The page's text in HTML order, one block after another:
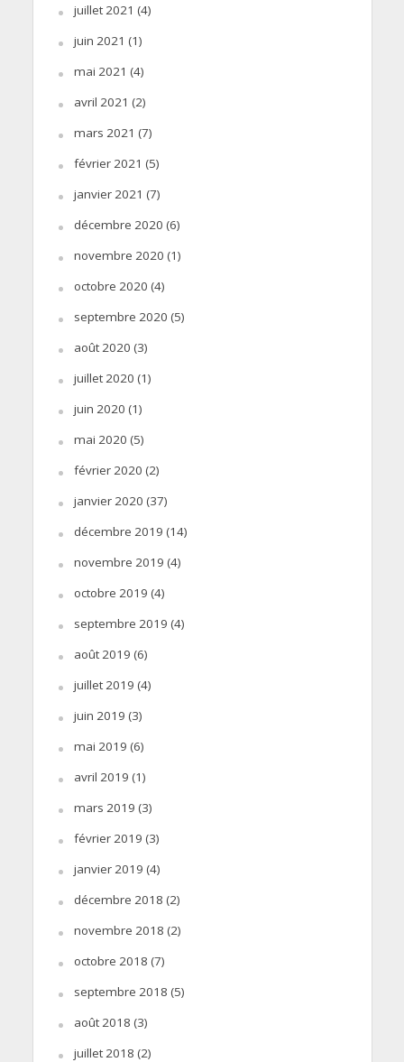
juillet 2021 (4)
juin 2021 (1)
mai 2021 (4)
avril 2021 (2)
mars 2021 (7)
février 2021 (5)
janvier 2021 (7)
décembre 2020 (6)
novembre 2020 (1)
octobre 2020 (4)
septembre 2020 (5)
août 2020 (3)
juillet 2020 (1)
juin 2020 (1)
mai 2020 (5)
février 2020 (2)
janvier 2020 (37)
décembre 2019 (14)
novembre 2019 (4)
octobre 2019 (4)
septembre 2019 (4)
août 2019 (6)
juillet 2019 (4)
juin 2019 (3)
mai 2019 (6)
avril 2019 (1)
mars 2019 (3)
février 2019 (3)
janvier 2019 (4)
décembre 2018 (2)
novembre 2018 (2)
octobre 2018 (7)
septembre 2018 (5)
août 2018 (3)
juillet 2018 (2)